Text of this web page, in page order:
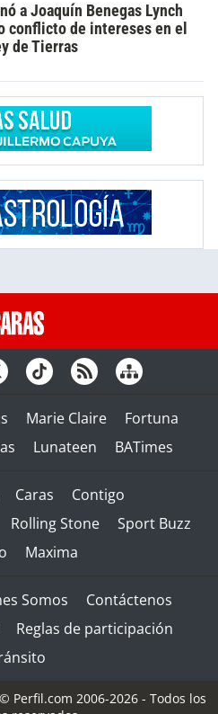
a Joaquín Benegas Lynch
conflicto de intereses en el
de Tierras
Marie Claire
Fortuna
Lunateen BATimes
Caras
Contigo
Rolling Stone
Sport Buzz
Maxima
Somos
Contáctenos
Reglas de participación
Perfil.com 2006-2026 - Todos los